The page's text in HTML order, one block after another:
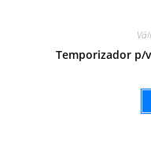
Temporizador p/